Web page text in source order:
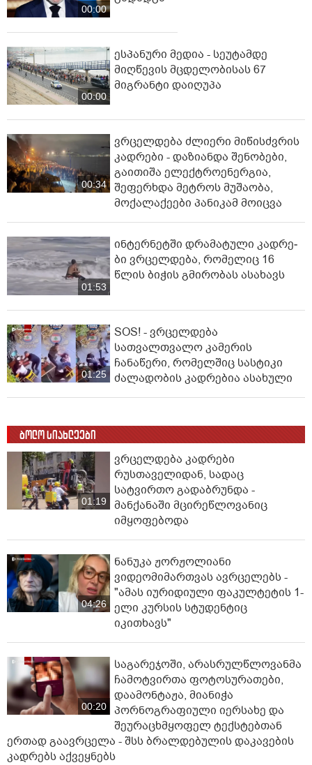
00:00
00:00
ესპანური მედია - სეუტამდე
მიღწევის მცდელობისას 67
მიგრანტი დაიღუპა
00:34
ვრცელდება ძლიერი მიწისძვრის
კადრები - დაზიანდა შენობები,
გაითიშა ელექტროენერგია,
შეფერხდა მეტროს მუშაობა,
მოქალაქეები პანიკამ მოიცვა
01:53
ინ­ტერ­ნეტ­ში დრა­მა­ტუ­ლი კად­რე­
ბი ვრცელდება, რომელიც 16
წლის ბიჭის გმირობას ასახავს
01:25
SOS! - ვრცელდება
სათვალთვალო კამერის
ჩანაწერი, რომელშიც სასტიკი
ძალადობის კადრებია ასახული
ბოლო სიახლეები
01:19
ვრცელდება კადრები
რუსთაველიდან, სადაც
სატვირთო გადაბრუნდა -
მანქანაში მცირეწლოვანიც
იმყოფებოდა
04:26
ნანუკა ჟორჟოლიანი
ვიდეომიმართვას ავრცელებს -
"ამას იურიდიული ფაკულტეტის 1-
ელი კურსის სტუდენტიც
იკითხავს"
00:20
საგარეჯოში, არასრულწლოვანმა
ჩამოტვირთა ფოტოსურათები,
დაამონტაჟა, მიანიჭა
პორნოგრაფიული იერსახე და
შეურაცხმყოფელ ტექსტებთან
ერთად გაავრცელა - შსს ბრალდებულის დაკავების
კადრებს აქვეყნებს